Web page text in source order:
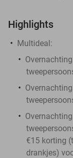
Highlights
Multideal:
€15 korting
drankjes)